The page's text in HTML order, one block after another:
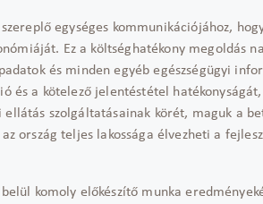
egységes kommunikációjához,
Ez a költséghatékony megoldás
és minden egyéb egészségügyi
és a kötelező jelentéstétel hatékonyságát,
szolgáltatásainak körét, maguk a
ország teljes lakossága élvezheti a
komoly előkészítő munka